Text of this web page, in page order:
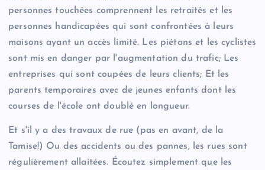
personnes touchées comprennent les retraités et les
personnes handicapées qui sont confrontées à leurs
maisons ayant un accès limité. Les piétons et les cyclistes
sont mis en danger par l'augmentation du trafic; Les
entreprises qui sont coupées de leurs clients; Et les
parents temporaires avec de jeunes enfants dont les
courses de l'école ont doublé en longueur.
Et s'il y a des travaux de rue (pas en avant, de la
Tamise!) Ou des accidents ou des pannes, les rues sont
régulièrement allaitées. Écoutez simplement que les